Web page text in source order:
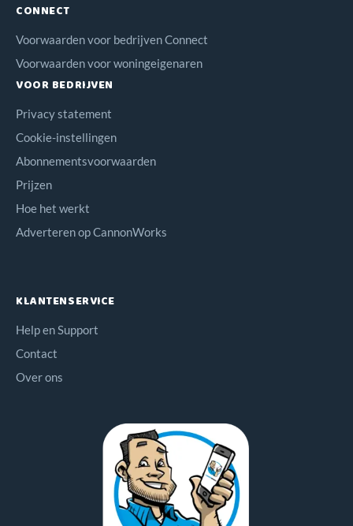
CONNECT
Voorwaarden voor bedrijven Connect
Voorwaarden voor woningeigenaren
VOOR BEDRIJVEN
Privacy statement
Cookie-instellingen
Abonnementsvoorwaarden
Prijzen
Hoe het werkt
Adverteren op CannonWorks
KLANTENSERVICE
Help en Support
Contact
Over ons